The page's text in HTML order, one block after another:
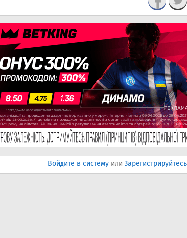
Войдите в систему или Зарегистрируйтесь